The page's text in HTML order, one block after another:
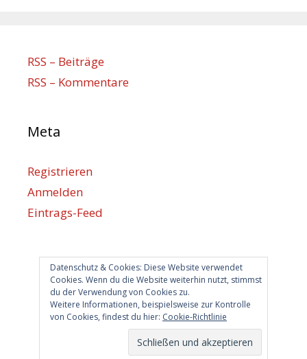
Datenschutz & Cookies: Diese Website verwendet
Cookies. Wenn du die Website weiterhin nutzt, stimmst
du der Verwendung von Cookies zu.
Weitere Informationen, beispielsweise zur Kontrolle
von Cookies, findest du hier: Cookie-Richtlinie
RSS – Beiträge
RSS – Kommentare
Meta
Registrieren
Anmelden
Eintrags-Feed
WordPress.org
Berlin hilft
info@berlin-hilft.com